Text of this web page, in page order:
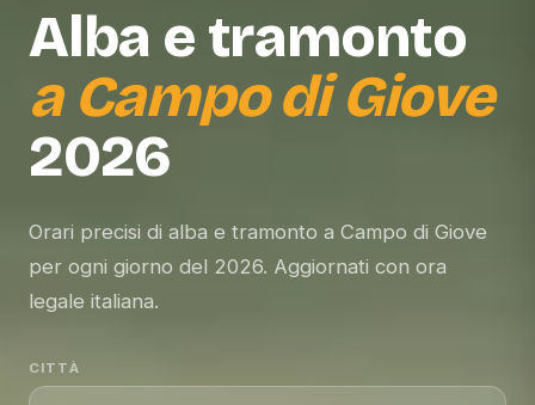
Alba e tramonto
a Campo di Giove
2026
Orari precisi di alba e tramonto a Campo di Giove
per ogni giorno del 2026. Aggiornati con ora
legale italiana.
CITTÀ